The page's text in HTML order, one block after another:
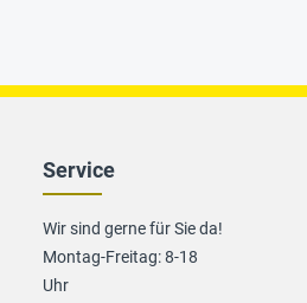
Service
Wir sind gerne für Sie da!
Montag-Freitag: 8-18
Uhr